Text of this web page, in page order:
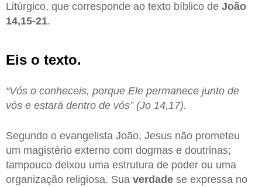
Litúrgico, que corresponde ao texto bíblico de João
14,15-21.
Eis o texto.
“Vós o conheceis, porque Ele permanece junto de
vós e estará dentro de vós” (Jo 14,17).
Segundo o evangelista João, Jesus não prometeu
um magistério externo com dogmas e doutrinas;
tampouco deixou uma estrutura de poder ou uma
organização religiosa. Sua verdade se expressa no